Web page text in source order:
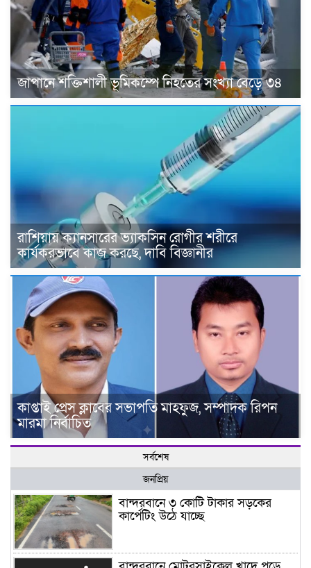
জাপানে শক্তিশালী ভূমিকম্পে নিহতের সংখ্যা বেড়ে ৩৪
রাশিয়ায় ক্যানসারের ভ্যাকসিন রোগীর শরীরে
কার্যকরভাবে কাজ করছে, দাবি বিজ্ঞানীর
কাপ্তাই প্রেস ক্লাবের সভাপতি মাহফুজ, সম্পাদক রিপন
মারমা নির্বাচিত
সর্বশেষ
জনপ্রিয়
বান্দরবানে ৩ কোটি টাকার সড়কের
কার্পেটিং উঠে যাচ্ছে